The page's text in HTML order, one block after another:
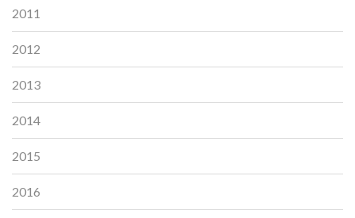
2011
2012
2013
2014
2015
2016